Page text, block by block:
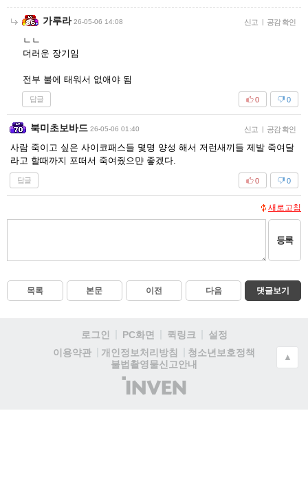
가루라 26-05-06 14:08 신고 | 공감 확인
ㄴㄴ
더러운 장기임
전부 불에 태워서 없애야 됨
답글 0
0
북미초보바드 26-05-06 01:40 신고 | 공감 확인
사람 죽이고 싶은 사이코패스들 몇명 양성 해서 저런새끼들 제발 죽여달
라고 할때까지 포떠서 죽여줬으먄 좋겠다.
답글 0
0
새로고침
등록
목록 본문 이전 다음 댓글보기
로그인 PC화면 퀵링크
설정
이용약관
개인정보처리방침
청소년보호정책
불법촬영물신고안내
(주)
인
▲